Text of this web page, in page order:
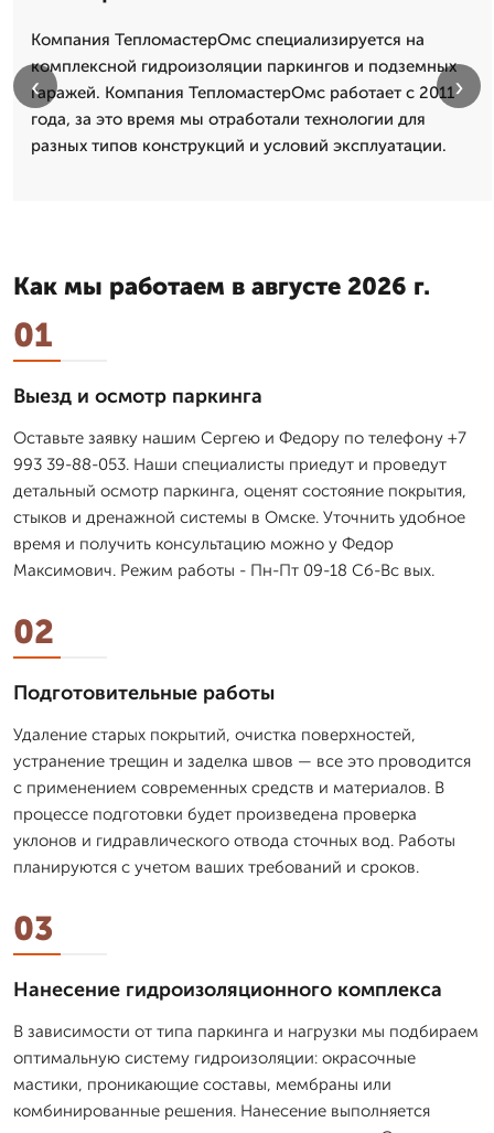
Компания ТепломастерОмс специализируется на
комплексной гидроизоляции паркингов и подземных
гаражей. Компания ТепломастерОмс работает с 2011
года, за это время мы отработали технологии для
разных типов конструкций и условий эксплуатации.
‹ ›
Как мы работаем в августе 2026 г.
01
Выезд и осмотр паркинга
Оставьте заявку нашим Сергею и Федору по телефону +7
993 39-88-053. Наши специалисты приедут и проведут
детальный осмотр паркинга, оценят состояние покрытия,
стыков и дренажной системы в Омске. Уточнить удобное
время и получить консультацию можно у Федор
Максимович. Режим работы - Пн-Пт 09-18 Сб-Вс вых.
02
Подготовительные работы
Удаление старых покрытий, очистка поверхностей,
устранение трещин и заделка швов — все это проводится
с применением современных средств и материалов. В
процессе подготовки будет произведена проверка
уклонов и гидравлического отвода сточных вод. Работы
планируются с учетом ваших требований и сроков.
03
Нанесение гидроизоляционного комплекса
В зависимости от типа паркинга и нагрузки мы подбираем
оптимальную систему гидроизоляции: окрасочные
мастики, проникающие составы, мембраны или
комбинированные решения. Нанесение выполняется